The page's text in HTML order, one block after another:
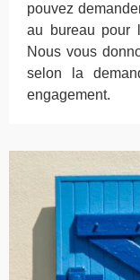
pouvez
au bureau pour
Nous vous
selon la
engagement.